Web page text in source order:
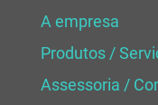
A empresa
Produtos /
Assessoria /